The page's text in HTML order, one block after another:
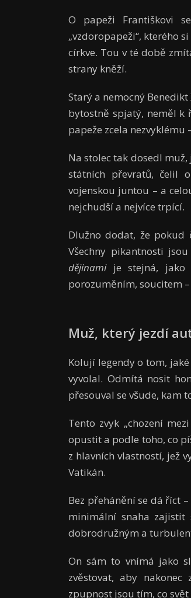
O papeži Františkovi
„vzdoropapeži“, kterého
církve. Tou v té době
strany kněží.
Starý a nemocný
bytostně spjatý, neměl k
papeže zcela nezvyklému
Na stolec tak dosedl
státních převratů, čelil
vojenskou juntou – a
nejchudší a nejvíce trpící.
Dlužno dodat, že pokud
Všechny pikantnosti
dějinamije stejná, jako
porozuměním, soucitem
Muž, který jezdí
Kolují legendy o tom,
vyvolal. Odmítá nosit
přesouval se všude, kam
Tento zvyk „chození
opustit a podle toho, co
z hlavních vlastností, jež
Vatikán.
Bez přehánění se dá říct
minimální snaha zajistit
dobrodružným a
On sám to vnímá jako
zvěstovat, aby
zpupnost jsou tím, co